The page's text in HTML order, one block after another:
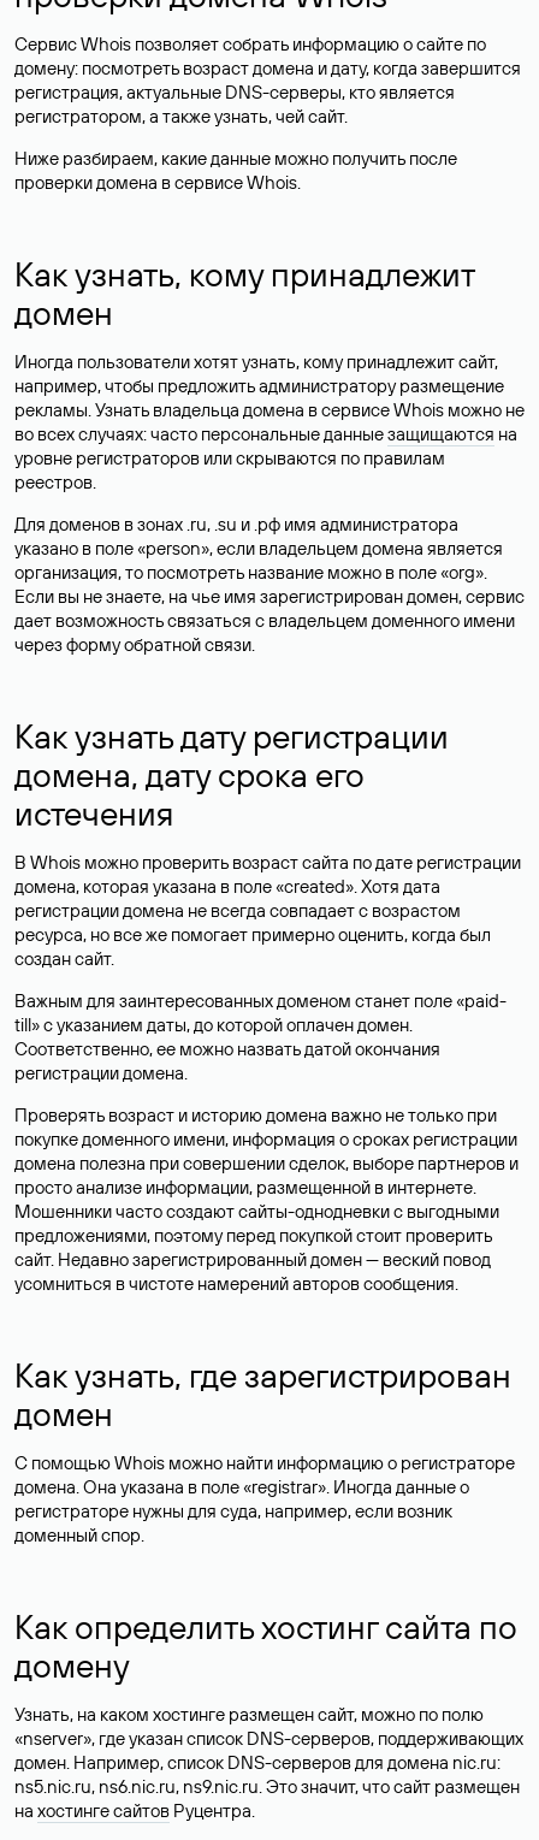
Сервис Whois позволяет собрать информацию о сайте по
домену: посмотреть возраст домена и дату, когда завершится
регистрация, актуальные DNS-серверы, кто является
регистратором, а также узнать, чей сайт.
Ниже разбираем, какие данные можно получить после
проверки домена в сервисе Whois.
Как узнать, кому принадлежит
домен
Иногда пользователи хотят узнать, кому принадлежит сайт,
например, чтобы предложить администратору размещение
рекламы. Узнать владельца домена в сервисе Whois можно не
во всех случаях: часто персональные данныезащищаются на
уровне регистраторов или скрываются по правилам
реестров.
Для доменов в зонах .ru, .su и .рф имя администратора
указано в поле «person», если владельцем домена является
организация, то посмотреть название можно в поле «org».
Если вы не знаете, на чье имя зарегистрирован домен, сервис
дает возможность связаться с владельцем доменного имени
через форму обратной связи.
Как узнать дату регистрации
домена, дату срока его
истечения
В Whois можно проверить возраст сайта по дате регистрации
домена, которая указана в поле «created». Хотя дата
регистрации домена не всегда совпадает с возрастом
ресурса, но все же помогает примерно оценить, когда был
создан сайт.
Важным для заинтересованных доменом станет поле «paid-
till» с указанием даты, до которой оплачен домен.
Соответственно, ее можно назвать датой окончания
регистрации домена.
Проверять возраст и историю домена важно не только при
покупке доменного имени, информация о сроках регистрации
домена полезна при совершении сделок, выборе партнеров и
просто анализе информации, размещенной в интернете.
Мошенники часто создают сайты-однодневки с выгодными
предложениями, поэтому перед покупкой стоит проверить
сайт. Недавно зарегистрированный домен — веский повод
усомниться в чистоте намерений авторов сообщения.
Как узнать, где зарегистрирован
домен
С помощью Whois можно найти информацию о регистраторе
домена. Она указана в поле «registrar». Иногда данные о
регистраторе нужны для суда, например, если возник
доменный спор.
Как определить хостинг сайта по
домену
Узнать, на каком хостинге размещен сайт, можно по полю
«nserver», где указан список DNS-серверов, поддерживающих
домен. Например, список DNS-серверов для домена nic.ru:
ns5.nic.ru, ns6.nic.ru, ns9.nic.ru. Это значит, что сайт размещен
на хостинге сайтов Руцентра.